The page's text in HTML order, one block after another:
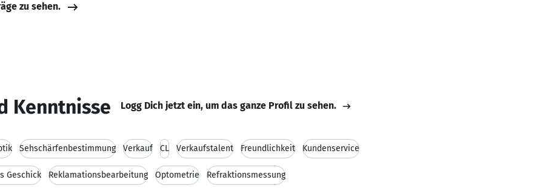
zu sehen.
Kenntnisse Logg Dich jetzt ein, um das ganze Profil zu sehen.
Sehschärfenbestimmung Verkauf CL Verkaufstalent Freundlichkeit Kundenservice
Geschick Reklamationsbearbeitung Optometrie Refraktionsmessung